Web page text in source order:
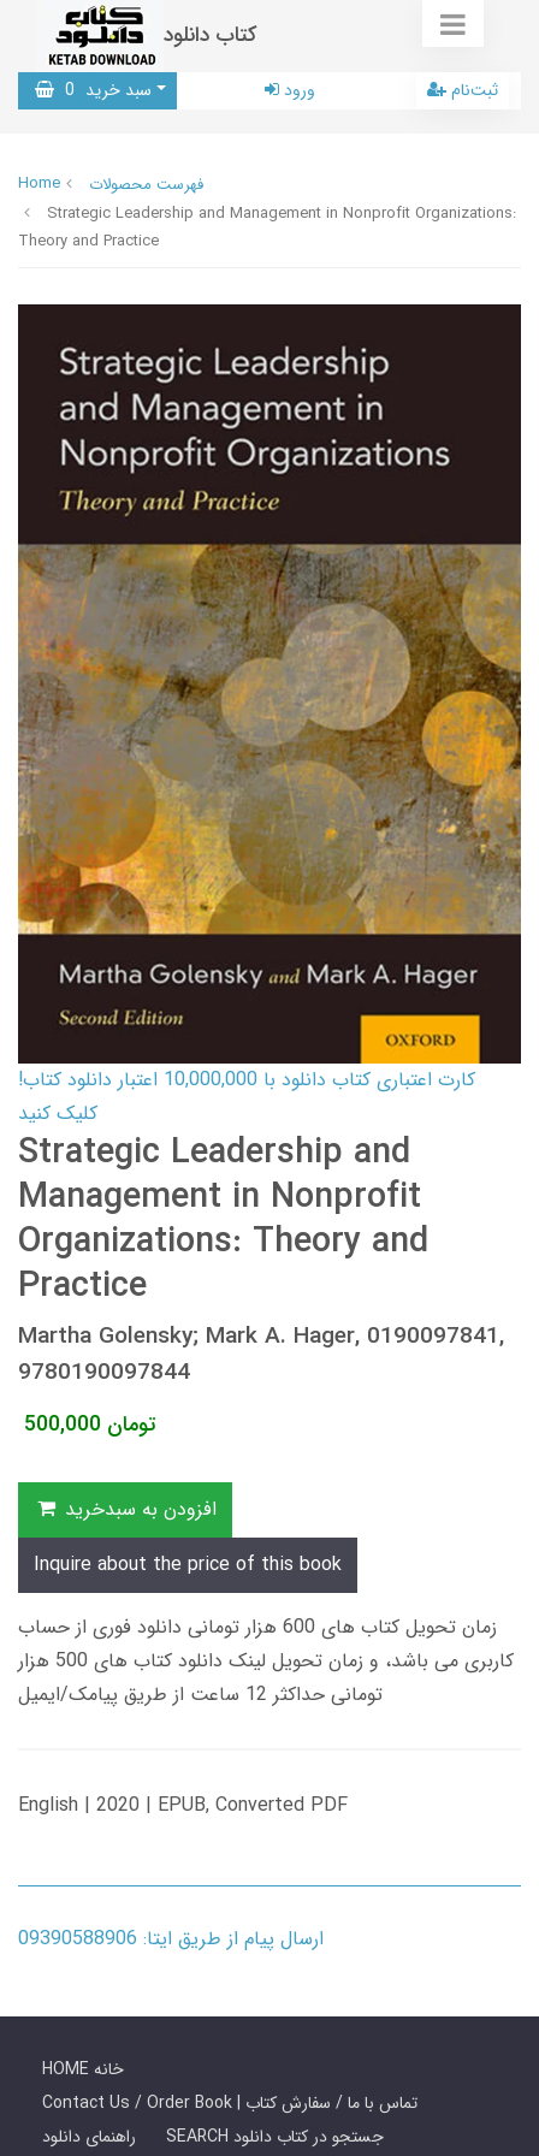
کتاب دانلود
سبد خرید 0 ورود ثبت‌نام
Home
فهرست محصولات
Strategic Leadership and Management in Nonprofit Organizations:
Theory and Practice
کارت اعتباری کتاب دانلود با 10,000,000 اعتبار دانلود کتاب!
کلیک کنید
Strategic Leadership and
Management in Nonprofit
Organizations: Theory and
Practice
Martha Golensky; Mark A. Hager, 0190097841,
9780190097844
500,000 تومان
افزودن به سبدخرید
Inquire about the price of this book
زمان تحویل کتاب های 600 هزار تومانی دانلود فوری از حساب
کاربری می باشد، و زمان تحویل لینک دانلود کتاب های 500 هزار
تومانی حداکثر 12 ساعت از طریق پیامک/ایمیل
English | 2020 | EPUB, Converted PDF
ارسال پیام از طریق ایتا: 09390588906
HOME خانه
Contact Us / Order Book | تماس با ما / سفارش کتاب
راهنمای دانلود
SEARCH جستجو در کتاب دانلود